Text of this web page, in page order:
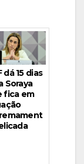
dá 15 dias
Soraya
fica em